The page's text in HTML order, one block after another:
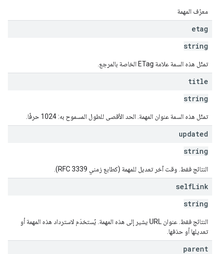
معرّف المهمة
etag
string
تمثّل هذه السمة علامة ETag الخاصة بالمرجع.
title
string
تمثّل هذه السمة عنوان المهمة. الحد الأقصى للطول المسموح به: 1024 حرفًا.
updated
string
النتائج فقط. وقت آخر تعديل للمهمة (كطابع زمني RFC 3339).
selfLink
string
النتائج فقط. عنوان URL يشير إلى هذه المهمة. يُستخدَم لاسترداد هذه المهمة أو
تعديلها أو حذفها.
parent